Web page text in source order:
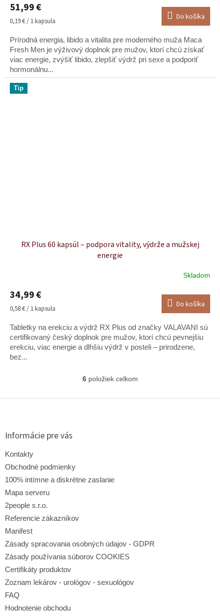
produktu
je
5,0
z
5
hviezdičiek.
51,99 €
Jednotková
0,19 € / 1 kapsula Do košíka
Prírodná energia, libido a vitalita pre moderného muža Maca
Fresh Men je výživový doplnok pre mužov, ktorí chcú získať
viac energie, zvýšiť libido, zlepšiť výdrž pri sexe a podporiť
hormonálnu...
Tip
RX Plus 60 kapsúl – podpora vitality, výdrže a mužskej
energie
produktu
je
5,0
z
hviezdičiek.
Skladom
34,99 €
Jednotková
0,58 € / 1 kapsula Do košíka
Tabletky na erekciu a výdrž RX Plus od značky VALAVANI sú
certifikovaný český doplnok pre mužov, ktorí chcú pevnejšiu
erekciu, viac energie a dlhšiu výdrž v posteli – prirodzene,
bez...
O
l
r
v
i
s
u
6položiek celkom
Z
Informácie pre vás
Kontakty
Obchodné podmienky
100% intímne a diskrétne zaslanie
Mapa serveru
2people s.r.o.
Referencie zákazníkov
Manifest
Zásady spracovania osobných údajov - GDPR
Zásady používania súborov COOKIES
Certifikáty produktov
Zoznam lekárov - urológov - sexuológov
FAQ
Hodnotenie obchodu